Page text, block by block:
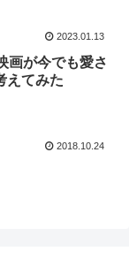
2023.01.13
画が今でも愛さ
えてみた
2018.10.24